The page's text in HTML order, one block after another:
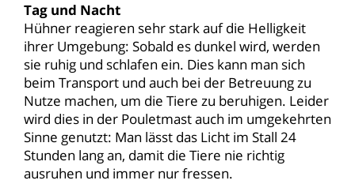
Tag und Nacht
Hühner reagieren sehr stark auf die Helligkeit
ihrer Umgebung: Sobald es dunkel wird, werden
sie ruhig und schlafen ein. Dies kann man sich
beim Transport und auch bei der Betreuung zu
Nutze machen, um die Tiere zu beruhigen. Leider
wird dies in der Pouletmast auch im umgekehrten
Sinne genutzt: Man lässt das Licht im Stall 24
Stunden lang an, damit die Tiere nie richtig
ausruhen und immer nur fressen.